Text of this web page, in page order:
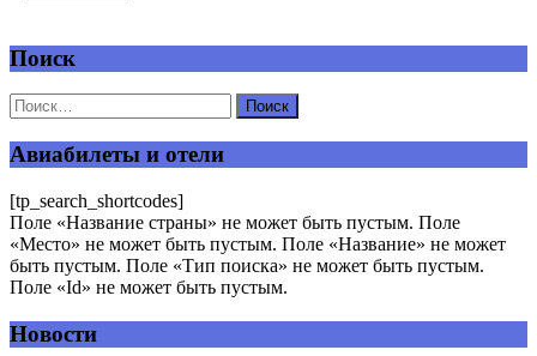
Добавить комментарий
Ваш адрес email не будет опубликован.
Поиск
Авиабилеты и отели
[tp_search_shortcodes]
Поле «Название страны» не может быть пустым. Поле
«Место» не может быть пустым. Поле «Название» не может
быть пустым. Поле «Тип поиска» не может быть пустым.
Поле «Id» не может быть пустым.
Новости